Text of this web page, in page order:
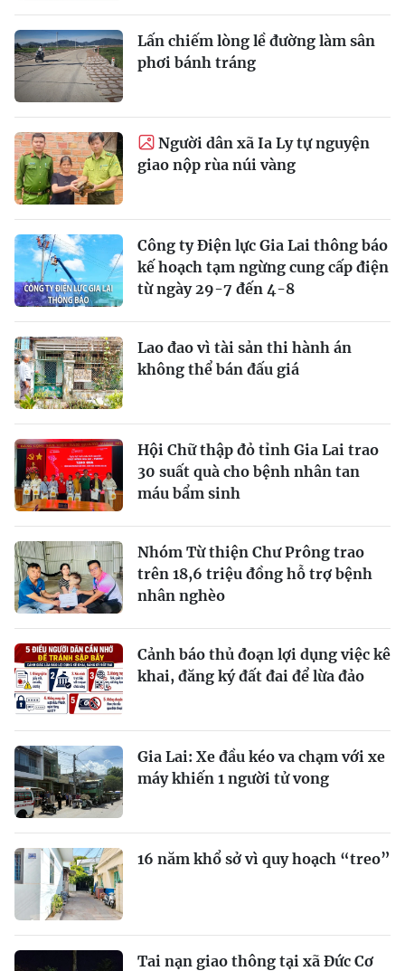
Lấn chiếm lòng lề đường làm sân
phơi bánh tráng
Người dân xã Ia Ly tự nguyện
giao nộp rùa núi vàng
Công ty Điện lực Gia Lai thông báo
kế hoạch tạm ngừng cung cấp điện
từ ngày 29-7 đến 4-8
Lao đao vì tài sản thi hành án
không thể bán đấu giá
Hội Chữ thập đỏ tỉnh Gia Lai trao
30 suất quà cho bệnh nhân tan
máu bẩm sinh
Nhóm Từ thiện Chư Prông trao
trên 18,6 triệu đồng hỗ trợ bệnh
nhân nghèo
Cảnh báo thủ đoạn lợi dụng việc kê
khai, đăng ký đất đai để lừa đảo
Gia Lai: Xe đầu kéo va chạm với xe
máy khiến 1 người tử vong
16 năm khổ sở vì quy hoạch “treo”
Tai nạn giao thông tại xã Đức Cơ